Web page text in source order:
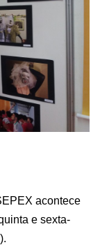
acontece
e sexta-